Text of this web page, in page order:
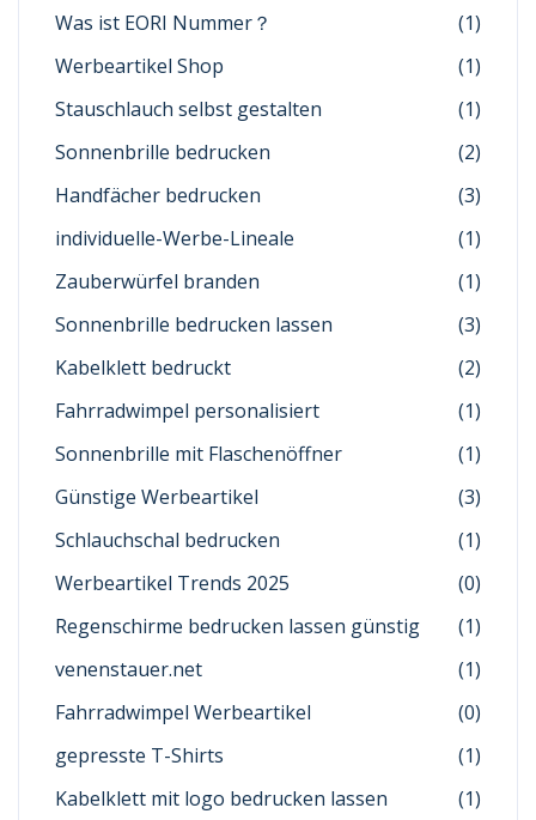
Was ist EORI Nummer？
(1)
Werbeartikel Shop
(1)
Stauschlauch selbst gestalten
(1)
Sonnenbrille bedrucken
(2)
Handfächer bedrucken
(3)
individuelle-Werbe-Lineale
(1)
Zauberwürfel branden
(1)
Sonnenbrille bedrucken lassen
(3)
Kabelklett bedruckt
(2)
Fahrradwimpel personalisiert
(1)
Sonnenbrille mit Flaschenöffner
(1)
Günstige Werbeartikel
(3)
Schlauchschal bedrucken
(1)
Werbeartikel Trends 2025
(0)
Regenschirme bedrucken lassen günstig
(1)
venenstauer.net
(1)
Fahrradwimpel Werbeartikel
(0)
gepresste T-Shirts
(1)
Kabelklett mit logo bedrucken lassen
(1)